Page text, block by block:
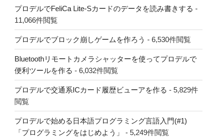
プロデルでFeliCa Lite-Sカードのデータを読み書きする -
11,066件閲覧
プロデルでブロック崩しゲームを作ろう - 6,530件閲覧
Bluetoothリモートカメラシャッターを使ってプロデルで
便利ツールを作る - 6,032件閲覧
プロデルで交通系ICカード履歴ビューアを作る - 5,829件
閲覧
プロデルで始める日本語プログラミング言語入門(#1)
「プログラミングをはじめよう」
- 5,249件閲覧